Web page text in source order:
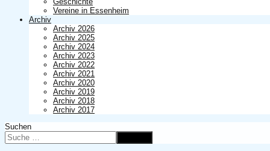
Vereine in Essenheim
Archiv
Archiv 2026
Archiv 2025
Archiv 2024
Archiv 2023
Archiv 2022
Archiv 2021
Archiv 2020
Archiv 2019
Archiv 2018
Archiv 2017
Suchen